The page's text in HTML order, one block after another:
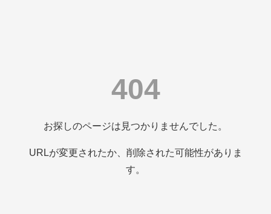
404
お探しのページは見つかりませんでした。
URLが変更されたか、削除された可能性がありま
す。